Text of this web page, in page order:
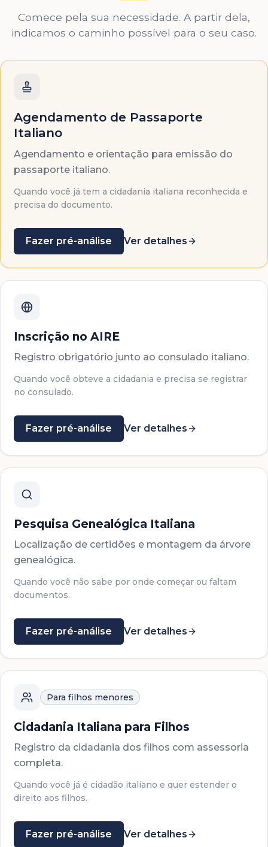
Comece pela sua necessidade. A partir dela,
indicamos o caminho possível para o seu caso.
Agendamento de Passaporte
Italiano
Agendamento e orientação para emissão do
passaporte italiano.
Quando você já tem a cidadania italiana reconhecida e
precisa do documento.
Fazer pré-análise Ver detalhes
Inscrição no AIRE
Registro obrigatório junto ao consulado italiano.
Quando você obteve a cidadania e precisa se registrar
no consulado.
Fazer pré-análise Ver detalhes
Pesquisa Genealógica Italiana
Localização de certidões e montagem da árvore
genealógica.
Quando você não sabe por onde começar ou faltam
documentos.
Fazer pré-análise Ver detalhes
Para filhos menores
Cidadania Italiana para Filhos
Registro da cidadania dos filhos com assessoria
completa.
Quando você já é cidadão italiano e quer estender o
direito aos filhos.
Fazer pré-análise Ver detalhes